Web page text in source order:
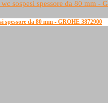
spessore da 80 mm - GROHE 3872900